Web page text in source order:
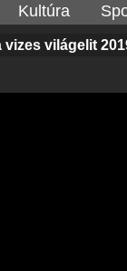
Kultúra
világelit